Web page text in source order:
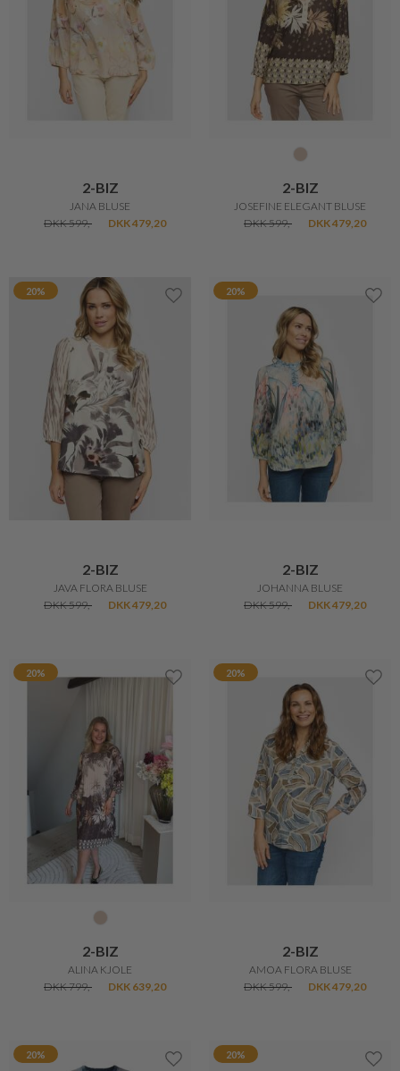
2-BIZ
JANA BLUSE
DKK 599,-
DKK 479,20
2-BIZ
JOSEFINE ELEGANT BLUSE
DKK 599,-
DKK 479,20
20%
2-BIZ
JAVA FLORA BLUSE
DKK 599,-
DKK 479,20
20%
2-BIZ
JOHANNA BLUSE
DKK 599,-
DKK 479,20
20%
2-BIZ
ALINA KJOLE
DKK 799,-
DKK 639,20
20%
2-BIZ
AMOA FLORA BLUSE
DKK 599,-
DKK 479,20
20% 20%